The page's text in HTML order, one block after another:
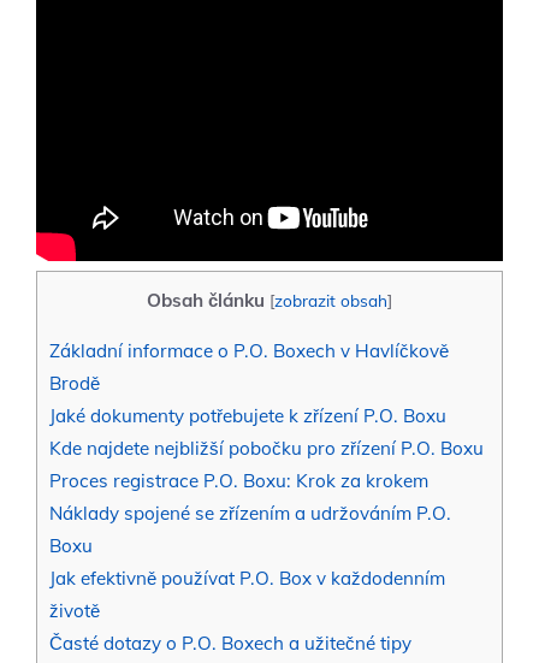
Obsah článku [zobrazit obsah]
Základní informace o P.O. Boxech v Havlíčkově
Brodě
Jaké dokumenty potřebujete k zřízení P.O. Boxu
Kde najdete nejbližší pobočku pro zřízení P.O. Boxu
Proces registrace P.O. Boxu: Krok za krokem
Náklady spojené se zřízením a udržováním P.O.
Boxu
Jak efektivně používat P.O. Box v každodenním
životě
Časté dotazy o P.O. Boxech a užitečné tipy